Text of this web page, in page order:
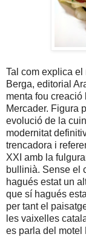
Tal com explica
Berga, editorial
menta fou
Mercader. Figura
evolució de la
modernitat
trencadora i
XXI amb la
bullinià. Sense el
hagués estat un
que sí hagués
per tant el
les vaixelles
es parla del motel